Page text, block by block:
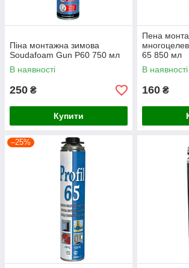
Піна монтажна зимова
Soudafoam Gun P60 750 мл
В наявності
250 ₴
Купити
Пена
65 850 мл
В наявності
160 ₴
–25%